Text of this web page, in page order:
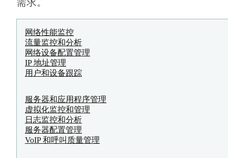
网络性能监控
流量监控和分析
网络设备配置管理
IP 地址管理
用户和设备跟踪
服务器和应用程序管理
虚拟化监控和管理
日志监控和分析
服务器配置管理
VoIP 和呼叫质量管理